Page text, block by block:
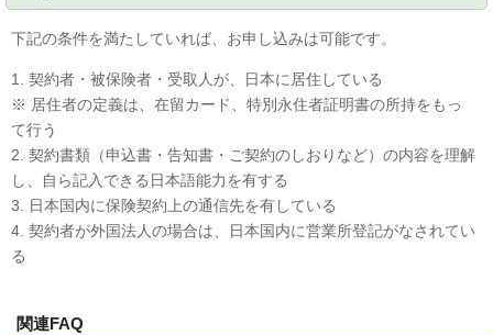
下記の条件を満たしていれば、お申し込みは可能です。
1. 契約者・被保険者・受取人が、日本に居住している
※ 居住者の定義は、在留カード、特別永住者証明書の所持をもっ
て行う
2. 契約書類（申込書・告知書・ご契約のしおりなど）の内容を理解
し、自ら記入できる日本語能力を有する
3. 日本国内に保険契約上の通信先を有している
4. 契約者が外国法人の場合は、日本国内に営業所登記がなされてい
る
関連FAQ